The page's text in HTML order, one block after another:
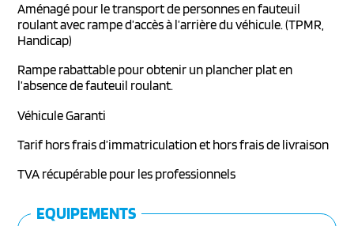
Aménagé pour le transport de personnes en fauteuil
roulant avec rampe d’accès à l’arrière du véhicule. (TPMR,
Handicap)
Rampe rabattable pour obtenir un plancher plat en
l’absence de fauteuil roulant.
Véhicule Garanti
Tarif hors frais d’immatriculation et hors frais de livraison
TVA récupérable pour les professionnels
EQUIPEMENTS